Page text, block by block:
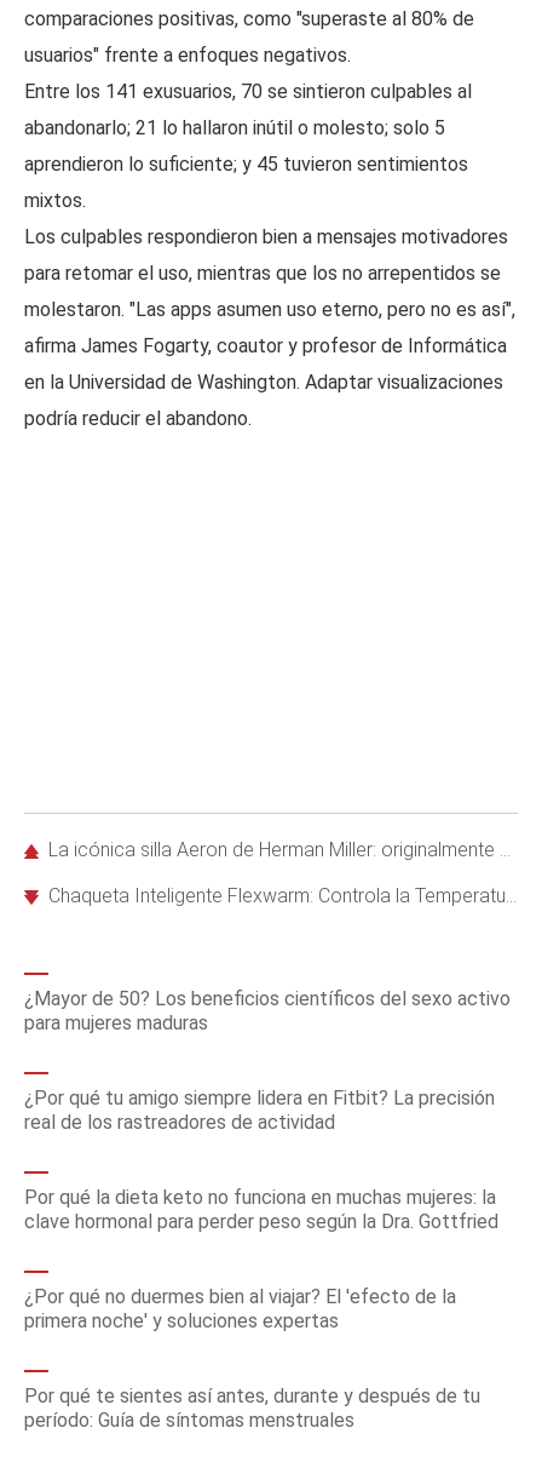
comparaciones positivas, como "superaste al 80% de
usuarios" frente a enfoques negativos.
Entre los 141 exusuarios, 70 se sintieron culpables al
abandonarlo; 21 lo hallaron inútil o molesto; solo 5
aprendieron lo suficiente; y 45 tuvieron sentimientos
mixtos.
Los culpables respondieron bien a mensajes motivadores
para retomar el uso, mientras que los no arrepentidos se
molestaron. "Las apps asumen uso eterno, pero no es así",
afirma James Fogarty, coautor y profesor de Informática
en la Universidad de Washington. Adaptar visualizaciones
podría reducir el abandono.
La icónica silla Aeron de Herman Miller: originalmente diseñada para personas mayores
Chaqueta Inteligente Flexwarm: Controla la Temperatura Ideal desde tu Smartphone este Invierno
¿Mayor de 50? Los beneficios científicos del sexo activo
para mujeres maduras
¿Por qué tu amigo siempre lidera en Fitbit? La precisión
real de los rastreadores de actividad
Por qué la dieta keto no funciona en muchas mujeres: la
clave hormonal para perder peso según la Dra. Gottfried
¿Por qué no duermes bien al viajar? El 'efecto de la
primera noche' y soluciones expertas
Por qué te sientes así antes, durante y después de tu
período: Guía de síntomas menstruales